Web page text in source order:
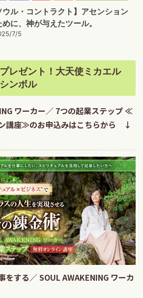
ウル・コントラクト】アセンション
に、神が与えたツール。
7/5
レゼント！大天使ミカエル
ンボル
ワーカー／ 7つの起業ステップ ≪
講座≫のお申込みはこちらから ↓
をする／ SOUL AWAKENING ワーカ